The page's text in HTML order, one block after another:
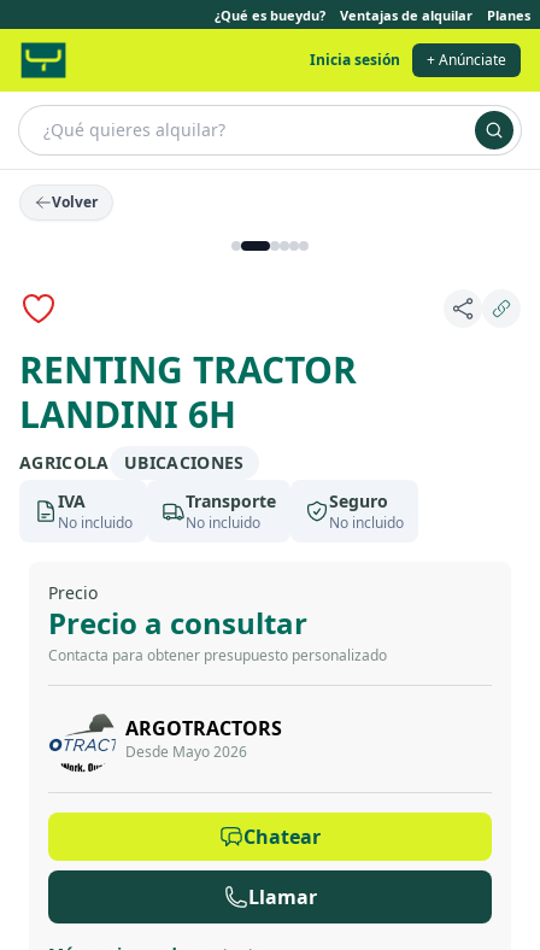
¿Qué es bueydu? Ventajas de alquilar Planes
Inicia sesión + Anúnciate
Volver
RENTING TRACTOR
LANDINI 6H
AGRICOLA
UBICACIONES
IVA
No incluido
Transporte
No incluido
Seguro
No incluido
Precio
Precio a consultar
Contacta para obtener presupuesto personalizado
ARGOTRACTORS
Desde Mayo 2026
Chatear
Llamar